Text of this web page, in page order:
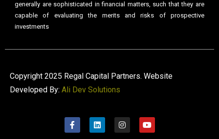
generally are sophisticated in financial matters, such that they are
capable of evaluating the merits and risks of prospective
investments
Copyright 2025 Regal Capital Partners. Website
Developed By: Ali Dev Solutions